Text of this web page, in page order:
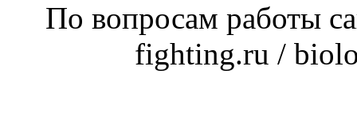
По вопросам работы
fighting.ru /